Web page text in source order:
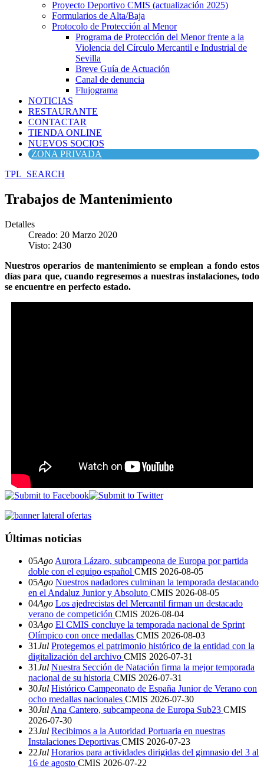
Proyecto Deportivo CMIS (actualización 2025)
Formularios de Alta/Baja
Protocolo de Protección al Menor
Programa de Protección del Menor frente a la
Violencia del Círculo Mercantil e Industrial de
Sevilla
Breve Guía de Actuación
Canal de denuncia
Flujograma
NOTICIAS
RESTAURANTE
CONTACTAR
TIENDA ONLINE
NUEVOS SOCIOS
ZONA PRIVADA
TPL_SEARCH
Trabajos de Mantenimiento
Detalles
Creado: 20 Marzo 2020
Visto: 2430
Nuestros operarios de mantenimiento se emplean a fondo estos
días para que, cuando regresemos a nuestras instalaciones, todo
se encuentre en perfecto estado.
Últimas noticias
05Ago Aurora Lázaro, subcampeona de Europa por partida
doble con el equipo español CMIS 2026-08-05
05Ago Nuestros nadadores culminan la temporada destacando
en el Andaluz Junior y Absoluto CMIS 2026-08-05
04Ago Los ajedrecistas del Mercantil firman un destacado
verano de competición CMIS 2026-08-04
03Ago El CMIS concluye la temporada nacional de Sprint
Olímpico con once medallas CMIS 2026-08-03
31Jul Protegemos el patrimonio histórico de la entidad con la
digitalización del archivo CMIS 2026-07-31
31Jul Nuestra Sección de Natación firma la mejor temporada
nacional de su historia CMIS 2026-07-31
30Jul Histórico Campeonato de España Junior de Verano con
ocho medallas nacionales CMIS 2026-07-30
30Jul Ana Cantero, subcampeona de Europa Sub23 CMIS
2026-07-30
23Jul Recibimos a la Autoridad Portuaria en nuestras
Instalaciones Deportivas CMIS 2026-07-23
22Jul Horarios para actividades dirigidas del gimnasio del 3 al
16 de agosto CMIS 2026-07-22